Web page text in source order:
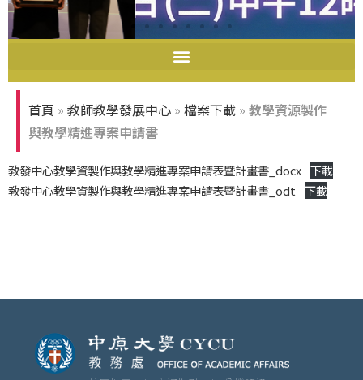
首頁 » 教師教學發展中心 » 檔案下載 » 教學資源製作
與教學精進專案申請書
教發中心教學資製作與教學精進專案申請表暨計畫書_docx 下載
教發中心教學資製作與教學精進專案申請表暨計畫書_odt 下載